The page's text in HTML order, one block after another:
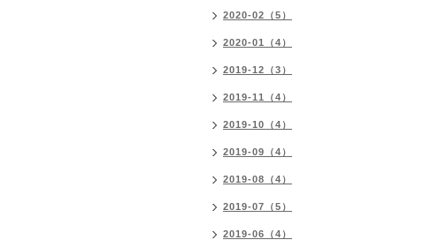
2020-02（5）
2020-01（4）
2019-12（3）
2019-11（4）
2019-10（4）
2019-09（4）
2019-08（4）
2019-07（5）
2019-06（4）